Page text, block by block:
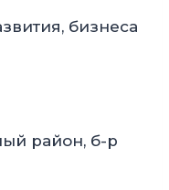
бизнеса
район, б-р